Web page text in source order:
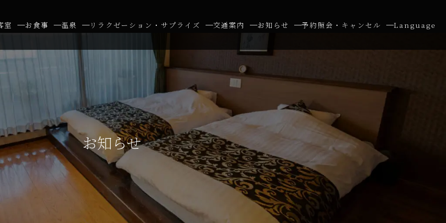
室 お食事 温泉 リラクゼーション・サプライズ 交通案内 お知らせ 予約照会・キャンセル Language
お知らせ